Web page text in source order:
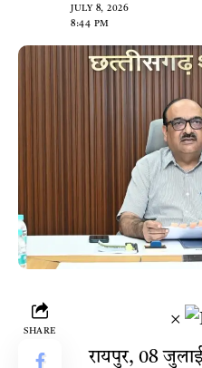
JULY 8, 2026
8:44 PM
SHARE
×
रायपुर, 08